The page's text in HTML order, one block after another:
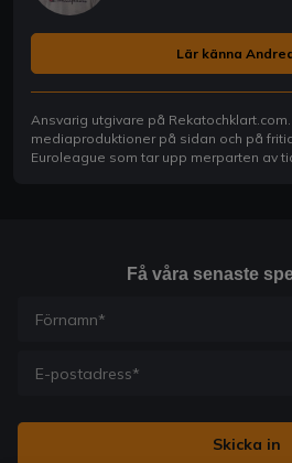
Lär känna
Ansvarig utgivare på
mediaproduktioner på sidan och på
Euroleague som tar upp merparten av
Få våra senaste